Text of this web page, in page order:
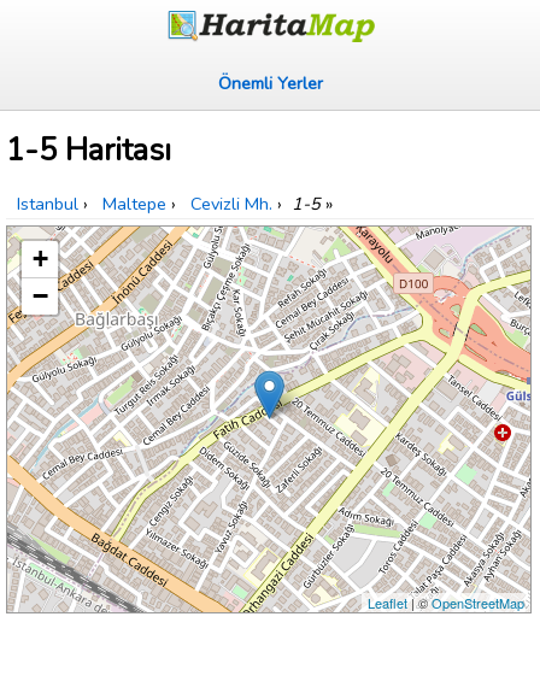
Önemli Yerler
1-5 Haritası
Istanbul › Maltepe › Cevizli Mh. › 1-5»
+
−
Leaflet| ©OpenStreetMap